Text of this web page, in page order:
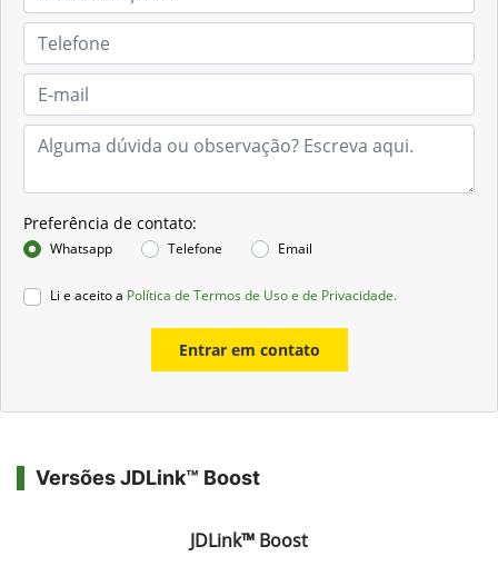
Preferência de contato:
Whatsapp Telefone Email
Li e aceito a Política de Termos de Uso e de Privacidade.
Entrar em contato
Versões JDLink™ Boost
JDLink™ Boost